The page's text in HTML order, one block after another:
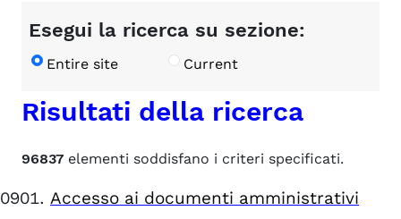
Esegui la ricerca su sezione:
Entire site Current
Risultati della ricerca
96837 elementi soddisfano i criteri specificati.
Accesso ai documenti amministrativi